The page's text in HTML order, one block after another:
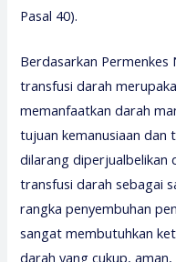
Pasal 40).
Berdasarkan Permenkes
transfusi darah
memanfaatkan darah
tujuan kemanusiaan dan
dilarang diperjualbelikan
transfusi darah sebagai
rangka penyembuhan
sangat membutuhkan
darah yang cukup,